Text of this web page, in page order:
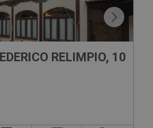
RELIMPIO, 10